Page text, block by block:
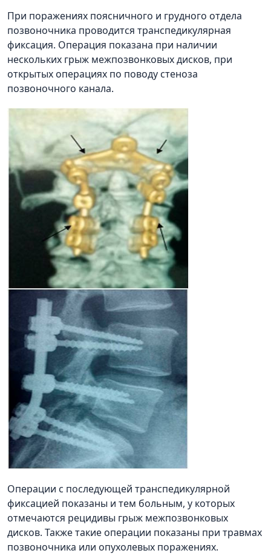
При поражениях поясничного и грудного отдела
позвоночника проводится транспедикулярная
фиксация. Операция показана при наличии
нескольких грыж межпозвонковых дисков, при
открытых операциях по поводу стеноза
позвоночного канала.
Операции с последующей транспедикулярной
фиксацией показаны и тем больным, у которых
отмечаются рецидивы грыж межпозвонковых
дисков. Также такие операции показаны при травмах
позвоночника или опухолевых поражениях.